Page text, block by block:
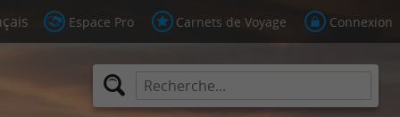
Espace Pro Carnets de Voyage Connexion